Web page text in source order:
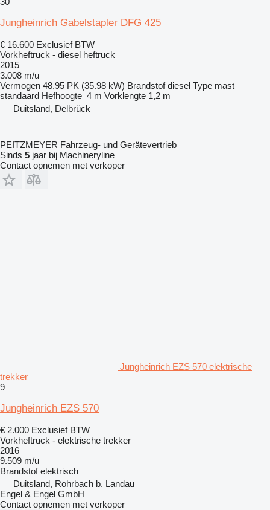
Jungheinrich Gabelstapler DFG 425
€ 16.600 Exclusief BTW
Vorkheftruck - diesel heftruck
2015
3.008 m/u
Vermogen 48.95 PK (35.98 kW) Brandstof diesel Type mast
standaard Hefhoogte 4 m Vorklengte 1,2 m
Duitsland, Delbrück
PEITZMEYER Fahrzeug- und Gerätevertrieb
Sinds 5 jaar bij Machineryline
Contact opnemen met verkoper
Jungheinrich EZS 570 elektrische
trekker
9
Jungheinrich EZS 570
€ 2.000 Exclusief BTW
Vorkheftruck - elektrische trekker
2016
9.509 m/u
Brandstof elektrisch
Duitsland, Rohrbach b. Landau
Engel & Engel GmbH
Contact opnemen met verkoper